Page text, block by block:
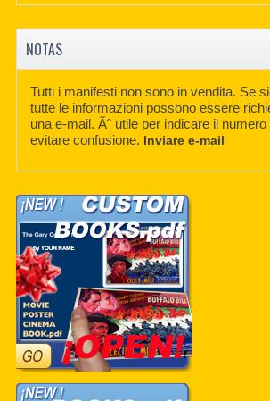
NOTAS
Tutti i manifesti non sono in vendita. Se
tutte le informazioni possono essere
una e-mail. Ãˆ utile per indicare il
evitare confusione. Inviare e-mail